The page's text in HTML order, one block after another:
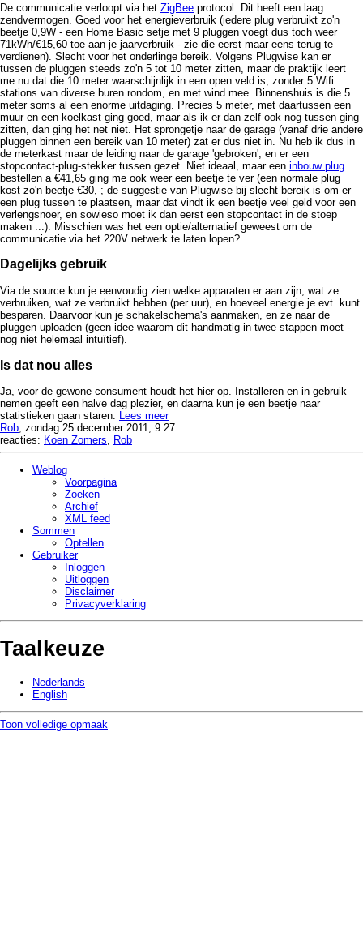
De communicatie verloopt via het ZigBee protocol. Dit heeft een laag
zendvermogen. Goed voor het energieverbruik (iedere plug verbruikt zo'n
beetje 0,9W - een Home Basic setje met 9 pluggen voegt dus toch weer
71kWh/€15,60 toe aan je jaarverbruik - zie die eerst maar eens terug te
verdienen). Slecht voor het onderlinge bereik. Volgens Plugwise kan er
tussen de pluggen steeds zo'n 5 tot 10 meter zitten, maar de praktijk leert
me nu dat die 10 meter waarschijnlijk in een open veld is, zonder 5 Wifi
stations van diverse buren rondom, en met wind mee. Binnenshuis is die 5
meter soms al een enorme uitdaging. Precies 5 meter, met daartussen een
muur en een koelkast ging goed, maar als ik er dan zelf ook nog tussen ging
zitten, dan ging het net niet. Het sprongetje naar de garage (vanaf drie andere
pluggen binnen een bereik van 10 meter) zat er dus niet in. Nu heb ik dus in
de meterkast maar de leiding naar de garage 'gebroken', en er een
stopcontact-plug-stekker tussen gezet. Niet ideaal, maar een inbouw plug
bestellen a €41,65 ging me ook weer een beetje te ver (een normale plug
kost zo'n beetje €30,-; de suggestie van Plugwise bij slecht bereik is om er
een plug tussen te plaatsen, maar dat vindt ik een beetje veel geld voor een
verlengsnoer, en sowieso moet ik dan eerst een stopcontact in de stoep
maken ...). Misschien was het een optie/alternatief geweest om de
communicatie via het 220V netwerk te laten lopen?
Dagelijks gebruik
Via de source kun je eenvoudig zien welke apparaten er aan zijn, wat ze
verbruiken, wat ze verbruikt hebben (per uur), en hoeveel energie je evt. kunt
besparen. Daarvoor kun je schakelschema's aanmaken, en ze naar de
pluggen uploaden (geen idee waarom dit handmatig in twee stappen moet -
nog niet helemaal intuïtief).
Is dat nou alles
Ja, voor de gewone consument houdt het hier op. Installeren en in gebruik
nemen geeft een halve dag plezier, en daarna kun je een beetje naar
statistieken gaan staren. Lees meer
Rob, zondag 25 december 2011, 9:27
reacties: Koen Zomers, Rob
Weblog
Voorpagina
Zoeken
Archief
XML feed
Sommen
Optellen
Gebruiker
Inloggen
Uitloggen
Disclaimer
Privacy­verklaring
Taalkeuze
Nederlands
English
Toon volledige opmaak